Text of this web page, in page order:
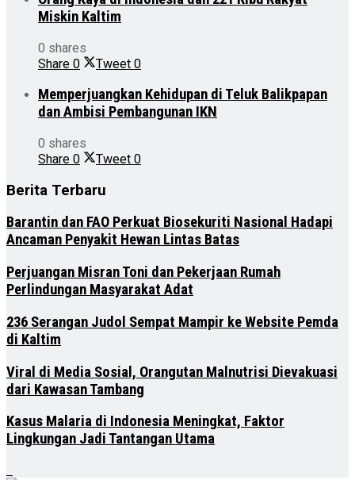
Miskin Kaltim
0 shares
Share 0 Tweet 0
Memperjuangkan Kehidupan di Teluk Balikpapan
dan Ambisi Pembangunan IKN
0 shares
Share 0 Tweet 0
Berita Terbaru
Barantin dan FAO Perkuat Biosekuriti Nasional Hadapi
Ancaman Penyakit Hewan Lintas Batas
Perjuangan Misran Toni dan Pekerjaan Rumah
Perlindungan Masyarakat Adat
236 Serangan Judol Sempat Mampir ke Website Pemda
di Kaltim
Viral di Media Sosial, Orangutan Malnutrisi Dievakuasi
dari Kawasan Tambang
Kasus Malaria di Indonesia Meningkat, Faktor
Lingkungan Jadi Tantangan Utama